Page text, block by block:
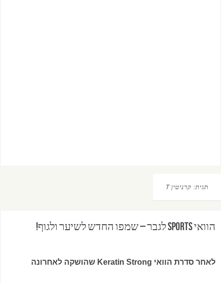
תגית: קרניטין T
הוואי SPORTS לגבר – שמפו החדש לשיער ולגוף!
לאחר סדרת הוואי Keratin Strong שהושקה לאחרונה